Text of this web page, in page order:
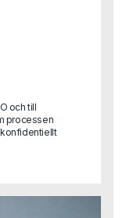
och till
processen
konfidentiellt
vi att det